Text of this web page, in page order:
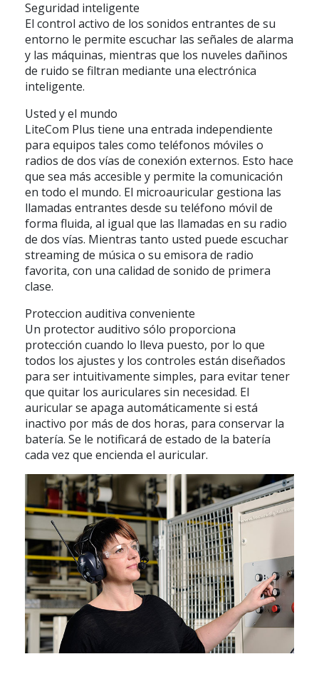
Seguridad inteligente
El control activo de los sonidos entrantes de su
entorno le permite escuchar las señales de alarma
y las máquinas, mientras que los nuveles dañinos
de ruido se filtran mediante una electrónica
inteligente.
Usted y el mundo
LiteCom Plus tiene una entrada independiente
para equipos tales como teléfonos móviles o
radios de dos vías de conexión externos. Esto hace
que sea más accesible y permite la comunicación
en todo el mundo. El microauricular gestiona las
llamadas entrantes desde su teléfono móvil de
forma fluida, al igual que las llamadas en su radio
de dos vías. Mientras tanto usted puede escuchar
streaming de música o su emisora de radio
favorita, con una calidad de sonido de primera
clase.
Proteccion auditiva conveniente
Un protector auditivo sólo proporciona
protección cuando lo lleva puesto, por lo que
todos los ajustes y los controles están diseñados
para ser intuitivamente simples, para evitar tener
que quitar los auriculares sin necesidad. El
auricular se apaga automáticamente si está
inactivo por más de dos horas, para conservar la
batería. Se le notificará de estado de la batería
cada vez que encienda el auricular.